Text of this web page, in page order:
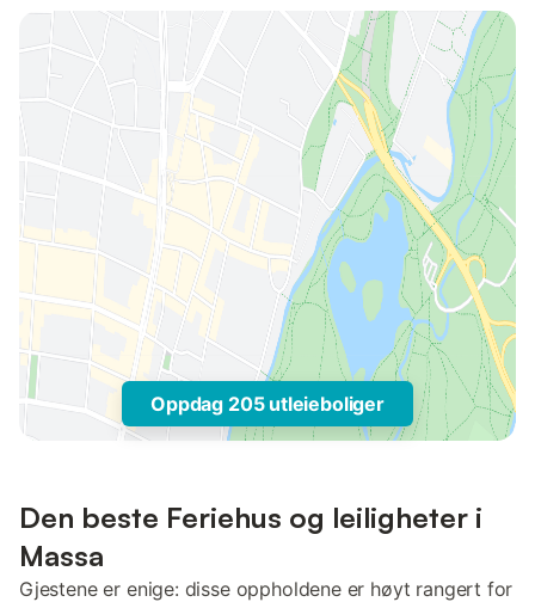
Oppdag 205 utleieboliger
Den beste Feriehus og leiligheter i
Massa
Gjestene er enige: disse oppholdene er høyt rangert for